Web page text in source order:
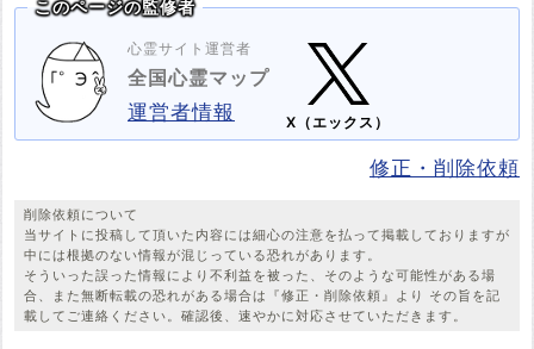
このページの監修者
心霊サイト運営者
全国心霊マップ
運営者情報
X（エックス）
修正・削除依頼
削除依頼について
当サイトに投稿して頂いた内容には細心の注意を払って掲載しておりますが
中には根拠のない情報が混じっている恐れがあります。
そういった誤った情報により不利益を被った、そのような可能性がある場
合、また無断転載の恐れがある場合は『修正・削除依頼』より その旨を記
載してご連絡ください。確認後、速やかに対応させていただきます。